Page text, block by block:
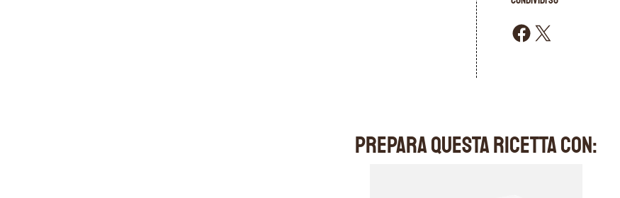
Condividi su Facebook Condividi su X
PREPARA QUESTA RICETTA CON: